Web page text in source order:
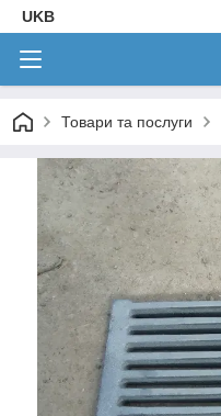
UKB
Товари та послуги